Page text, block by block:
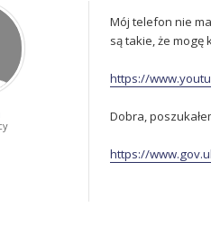
Mój telefon nie
są takie, że mogę
https://
Dobra,
https://